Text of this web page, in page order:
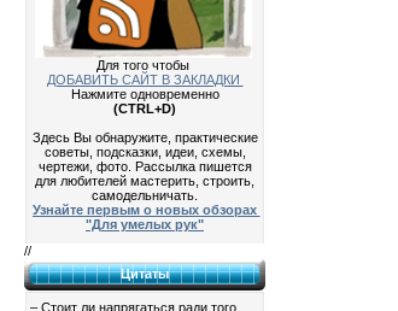
Для того чтобы
ДОБАВИТЬ САЙТ В ЗАКЛАДКИ
Нажмите одновременно
(CTRL+D)
Здесь Вы обнаружите, практические
советы, подсказки, идеи, схемы,
чертежи, фото. Рассылка пишется
для любителей мастерить, строить,
самодельничать.
Узнайте первым о новых обзорах
"Для умелых рук"
//
Цитаты
– Стоит ли напрягаться ради того,